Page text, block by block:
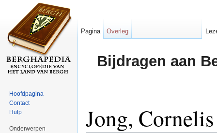
Bijdragen aan
Jong,
Pagina Overleg
Hoofdpagina
Contact
Hulp
Onderwerpen